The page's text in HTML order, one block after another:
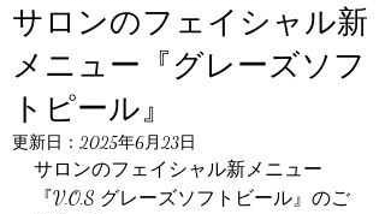
サロンのフェイシャル新
メニュー『グレーズソフ
トピール』
更新日： 2025年6月23日
サロンのフェイシャル新メニュー
『V.O.S グレーズソフトビール』のご